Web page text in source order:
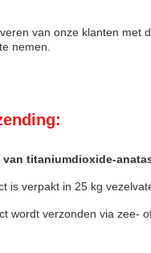
van onze klanten met
nemen.
titaniumdioxide-
is verpakt in 25 kg
wordt verzonden via zee-